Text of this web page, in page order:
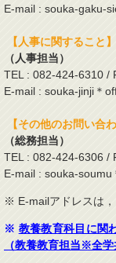
E-mail : souka-gaku-
【人事に関すること】
（人事担当）
TEL : 082-424-6310 /
E-mail : souka-jinji＊
【その他のお問い合わ
（総務担当）
TEL : 082-424-6306 /
E-mail : souka-
※ E-mailアドレスは，
※ 教養教育科目に関
（教養教育担当※全